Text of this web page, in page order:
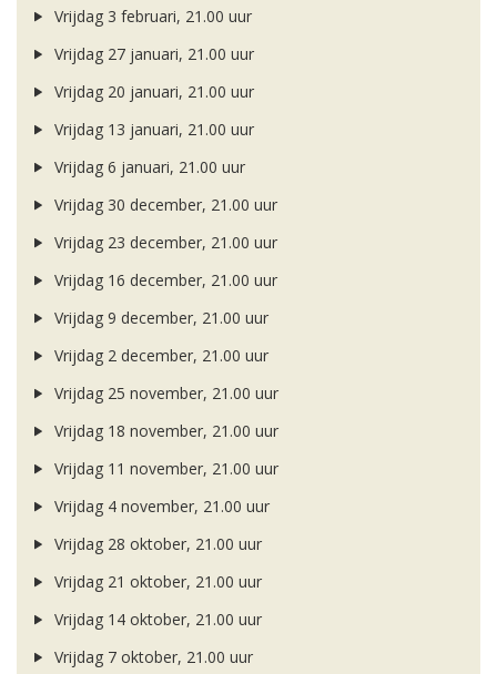
Vrijdag 3 februari, 21.00 uur
Vrijdag 27 januari, 21.00 uur
Vrijdag 20 januari, 21.00 uur
Vrijdag 13 januari, 21.00 uur
Vrijdag 6 januari, 21.00 uur
Vrijdag 30 december, 21.00 uur
Vrijdag 23 december, 21.00 uur
Vrijdag 16 december, 21.00 uur
Vrijdag 9 december, 21.00 uur
Vrijdag 2 december, 21.00 uur
Vrijdag 25 november, 21.00 uur
Vrijdag 18 november, 21.00 uur
Vrijdag 11 november, 21.00 uur
Vrijdag 4 november, 21.00 uur
Vrijdag 28 oktober, 21.00 uur
Vrijdag 21 oktober, 21.00 uur
Vrijdag 14 oktober, 21.00 uur
Vrijdag 7 oktober, 21.00 uur